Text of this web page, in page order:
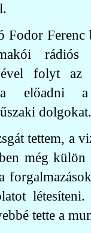
Fodor Ferenc
rádiós
folyt az
előadni
tettem, a
még
tette a